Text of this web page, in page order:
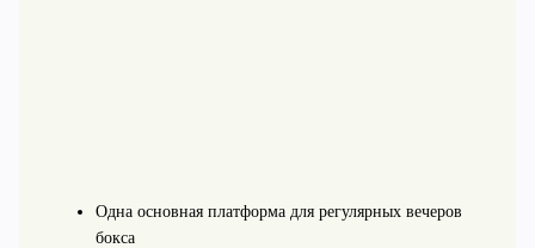
Одна основная платформа для регулярных вечеров
бокса